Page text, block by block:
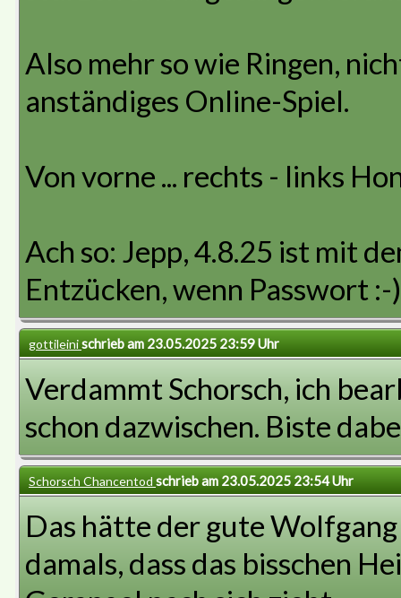
Also mehr so wie Ringen,
anständiges Online-Spiel.
Von vorne ... rechts - links
Ach so: Jepp, 4.8.25 ist mit
Entzücken, wenn Passwort :-)
gottileinischrieb am 23.05.2025 23:59 Uhr
Verdammt Schorsch, ich
schon dazwischen. Biste
Schorsch Chancentod schrieb am 23.05.2025 23:54 Uhr
Das hätte der gute
damals, dass das bisschen